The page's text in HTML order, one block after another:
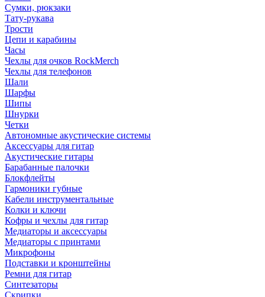
Сумки, рюкзаки
Тату-рукава
Трости
Цепи и карабины
Часы
Чехлы для очков RockMerch
Чехлы для телефонов
Шали
Шарфы
Шипы
Шнурки
Четки
Автономные акустические системы
Аксессуары для гитар
Акустические гитары
Барабанные палочки
Блокфлейты
Гармоники губные
Кабели инструментальные
Колки и ключи
Кофры и чехлы для гитар
Медиаторы и аксессуары
Медиаторы с принтами
Микрофоны
Подставки и кронштейны
Ремни для гитар
Синтезаторы
Скрипки